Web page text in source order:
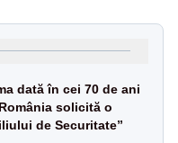
dată în cei 70 de ani
solicită o
de Securitate”